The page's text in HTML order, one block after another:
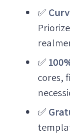
✅
✅
cores,
✅